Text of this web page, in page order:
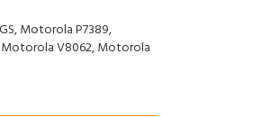
Motorola P7389,
V8062, Motorola